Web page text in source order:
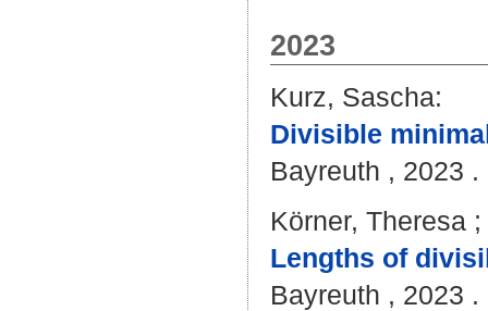
2023
Kurz, Sascha:
Divisible
Bayreuth , 2023 .
Körner, Theresa ;
Lengths of
Bayreuth , 2023 .